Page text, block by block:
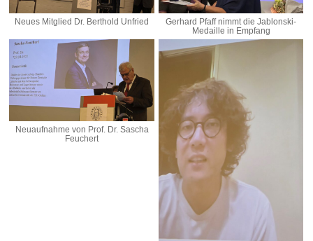
Neues Mitglied Dr. Berthold Unfried
Gerhard Pfaff nimmt die Jablonski-
Medaille in Empfang
Neuaufnahme von Prof. Dr. Sascha
Feuchert